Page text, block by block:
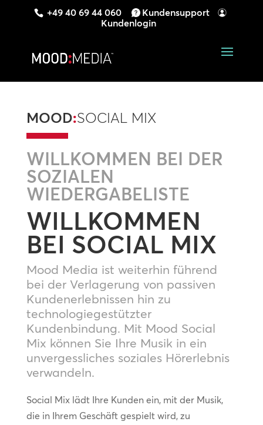
+49 40 69 44 060
Kundensupport
Kundenlogin
MOOD:SOCIAL MIX
WILLKOMMEN BEI DER
SOZIALEN
WIEDERGABELISTE
WILLKOMMEN
BEI SOCIAL MIX
Mood Media ist weiterhin führend
bei der Verlagerung von passiven
Kundenerlebnissen hin zu
technologiegestützter
Kundenbindung. Mit Mood Social
Mix können Sie Ihre Musik in ein
unvergessliches soziales Hörerlebnis
verwandeln.
Social Mix lädt Ihre Kunden ein, mit der Musik,
die in Ihrem Geschäft gespielt wird, zu